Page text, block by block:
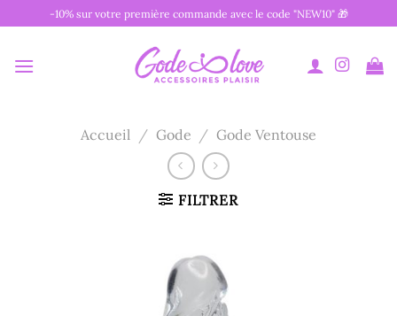
au
-10% sur votre première commande avec le code "NEW10" 🎁
Accueil / Gode / Gode Ventouse
FILTRER